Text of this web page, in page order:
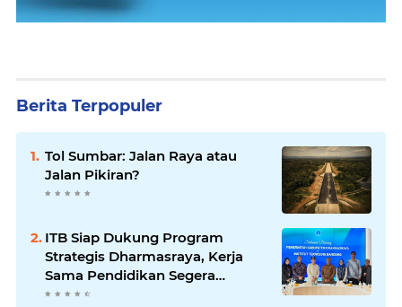
Berita Terpopuler
Tol Sumbar: Jalan Raya atau
Jalan Pikiran?
ITB Siap Dukung Program
Strategis Dharmasraya, Kerja
Sama Pendidikan Segera
Difinalkan